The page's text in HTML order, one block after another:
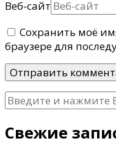
Веб-сайт
Сохранить моё
браузере для
Ищите
что-
то?
Свежие